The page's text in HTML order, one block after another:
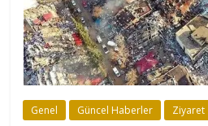
Genel Güncel Haberler Ziyaret